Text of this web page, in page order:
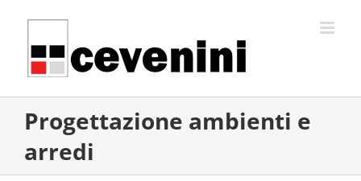
Progettazione ambienti e
arredi